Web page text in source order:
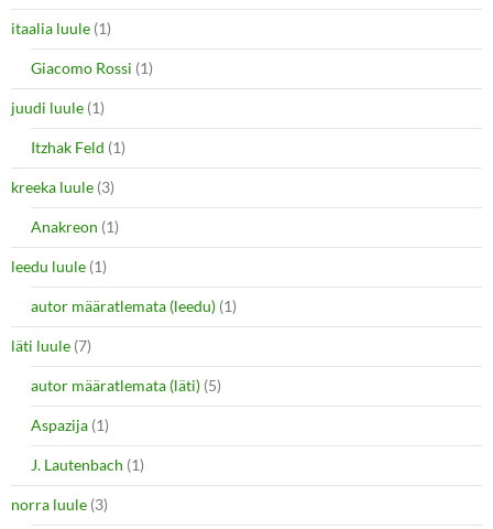
itaalia luule (1)
Giacomo Rossi (1)
juudi luule (1)
Itzhak Feld (1)
kreeka luule (3)
Anakreon (1)
leedu luule (1)
autor määratlemata (leedu) (1)
läti luule (7)
autor määratlemata (läti) (5)
Aspazija (1)
J. Lautenbach (1)
norra luule (3)